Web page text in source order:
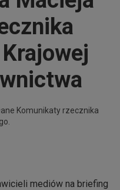
Komunikaty rzecznika
mediów na briefing